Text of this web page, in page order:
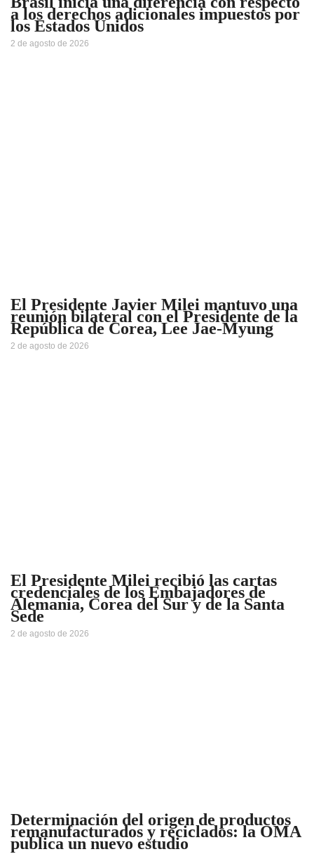
a los derechos adicionales impuestos por
los Estados Unidos
2 de agosto de 2026
El Presidente Javier Milei mantuvo una
reunión bilateral con el Presidente de la
República de Corea, Lee Jae-Myung
2 de agosto de 2026
El Presidente Milei recibió las cartas
credenciales de los Embajadores de
Alemania, Corea del Sur y de la Santa
Sede
2 de agosto de 2026
Determinación del origen de productos
remanufacturados y reciclados: la OMA
publica un nuevo estudio